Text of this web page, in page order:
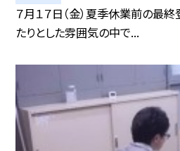
７月１７日（金） 夏季休業前の最
たりとした雰囲気の中で...